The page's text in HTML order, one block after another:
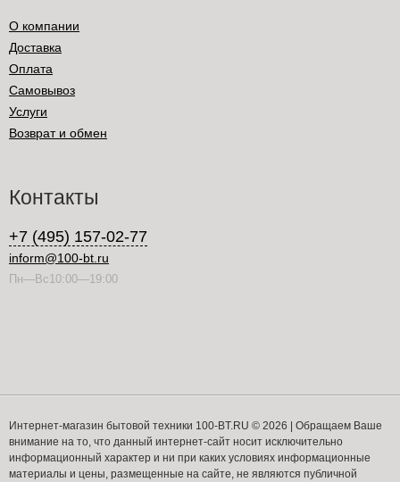
О компании
Доставка
Оплата
Самовывоз
Услуги
Возврат и обмен
Контакты
+7 (495) 157-02-77
inform@100-bt.ru
Пн—Вс10:00—19:00
Интернет-магазин бытовой техники 100-BT.RU © 2026 | Обращаем Ваше
внимание на то, что данный интернет-сайт носит исключительно
информационный характер и ни при каких условиях информационные
материалы и цены, размещенные на сайте, не являются публичной